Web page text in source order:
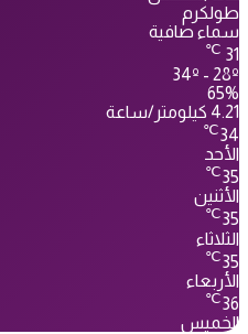
طولكرم
سماء صافية
31
℃
34º - 28º
65%
4.21 كيلومتر/ساعة
34
℃
الأحد
35
℃
الأثنين
35
℃
الثلاثاء
35
℃
الأربعاء
36
℃
الخميس